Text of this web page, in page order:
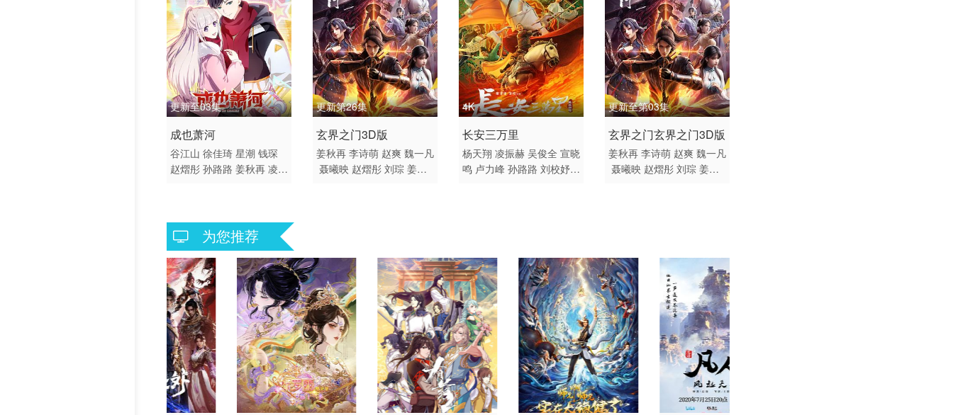
更新至03集
2026 / 中国大陆 / 汉语普
通话
国产动漫
成也萧河
谷江山 徐佳琦 星潮 钱琛
赵熠彤 孙路路 姜秋再 凌飞
更新第26集
2025 / 中国大陆 / 汉语普
通话
国产动漫
玄界之门3D版
姜秋再 李诗萌 赵爽 魏一凡
聂曦映 赵熠彤 刘琮 姜贺
4K
2023 / 中国大陆 / 汉语普
通话
动画 历史 4K电影
长安三万里
杨天翔 凌振赫 吴俊全 宣晓
鸣 卢力峰 孙路路 刘校妤
更新至第03集
2025 / 大陆 / 国语
国产动漫
玄界之门玄界之门3D版
姜秋再 李诗萌 赵爽 魏一凡
聂曦映 赵熠彤 刘琮 姜贺
为您推荐